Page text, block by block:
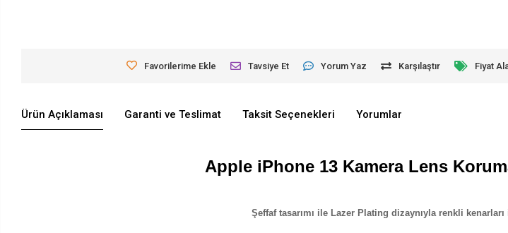
Favorilerime Ekle Tavsiye Et Yorum Yaz Karşılaştır Fiyat
Ürün Açıklaması Garanti ve Teslimat Taksit Seçenekleri Yorumlar
Apple iPhone 13 Kamera Lens
Şeffaf tasarımı ile Lazer Plating dizaynıyla renkli